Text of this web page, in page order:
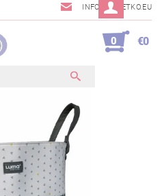
INFO@BABETKO.EU
0 €0